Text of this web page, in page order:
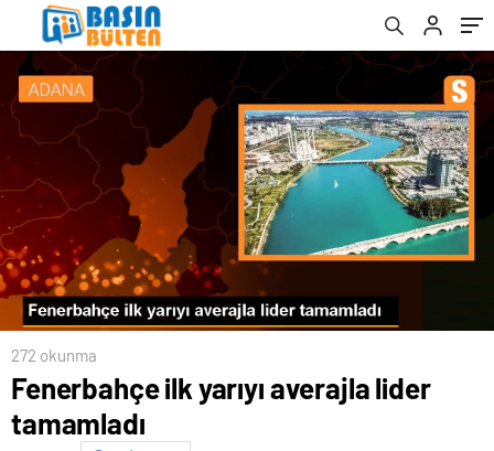
272 okunma
Fenerbahçe ilk yarıyı averajla lider
tamamladı